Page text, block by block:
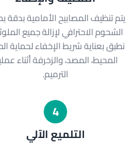
يتم تنظيف المصابيح الأمامية بدقة
الشحوم الاحترافي لإزالة جميع
نطبق بعناية شريط الإخفاء لحماية
المحيط، المصد، والزخرفة أثناء
الترميم.
4
التلميع الآلي